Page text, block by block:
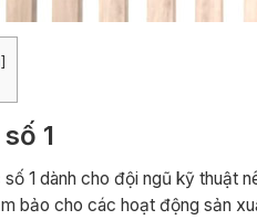
]
1
1 dành cho đội ngũ kỹ thuật
bảo cho các hoạt động sản